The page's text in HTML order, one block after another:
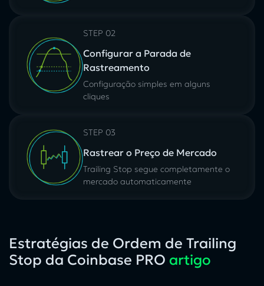
STEP 02
Configurar a Parada de
Rastreamento
Configuração simples em alguns
cliques
STEP 03
Rastrear o Preço de Mercado
Trailing Stop segue completamente o
mercado automaticamente
Estratégias de Ordem de Trailing
Stop da Coinbase PRO artigo